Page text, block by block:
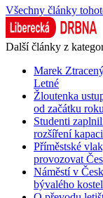
Všechny články
Další články z
Marek
Letné
Žloutenka
od začátku roku
Studenti
rozšíření
Příměstské
provozovat
Náměstí v
bývalého